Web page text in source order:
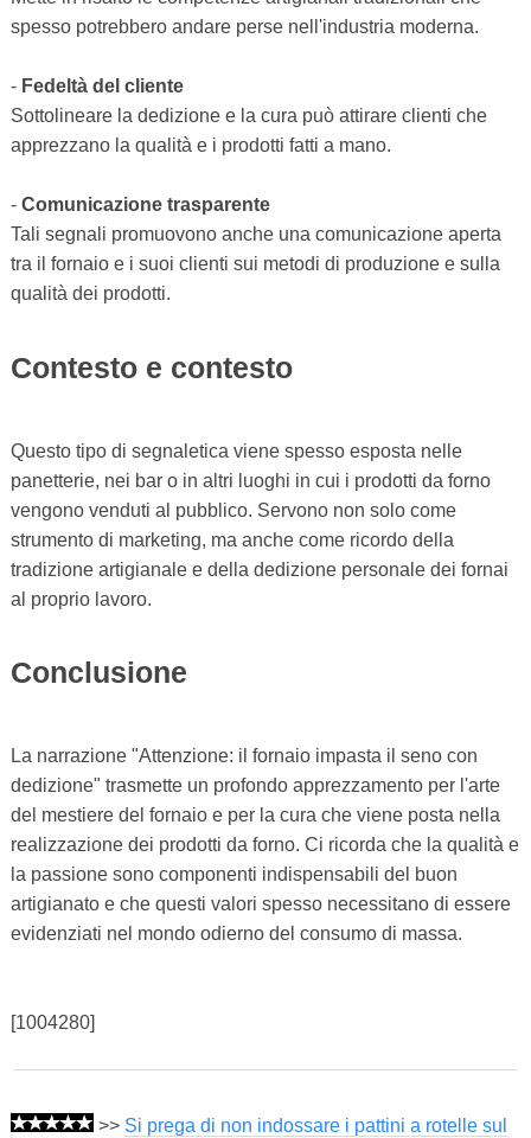
spesso potrebbero andare perse nell'industria moderna.
- Fedeltà del cliente
Sottolineare la dedizione e la cura può attirare clienti che
apprezzano la qualità e i prodotti fatti a mano.
- Comunicazione trasparente
Tali segnali promuovono anche una comunicazione aperta
tra il fornaio e i suoi clienti sui metodi di produzione e sulla
qualità dei prodotti.
Contesto e contesto
Questo tipo di segnaletica viene spesso esposta nelle
panetterie, nei bar o in altri luoghi in cui i prodotti da forno
vengono venduti al pubblico. Servono non solo come
strumento di marketing, ma anche come ricordo della
tradizione artigianale e della dedizione personale dei fornai
al proprio lavoro.
Conclusione
La narrazione "Attenzione: il fornaio impasta il seno con
dedizione" trasmette un profondo apprezzamento per l'arte
del mestiere del fornaio e per la cura che viene posta nella
realizzazione dei prodotti da forno. Ci ricorda che la qualità e
la passione sono componenti indispensabili del buon
artigianato e che questi valori spesso necessitano di essere
evidenziati nel mondo odierno del consumo di massa.
[1004280]
>> Si prega di non indossare i pattini a rotelle sul